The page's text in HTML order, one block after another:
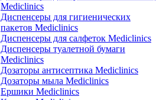
Mediclinics
Диспенсеры для гигиенических
пакетов Mediclinics
Диспенсеры для салфеток Mediclinics
Диспенсеры туалетной бумаги
Mediclinics
Дозаторы антисептика Mediclinics
Дозаторы мыла Mediclinics
Ершики Mediclinics